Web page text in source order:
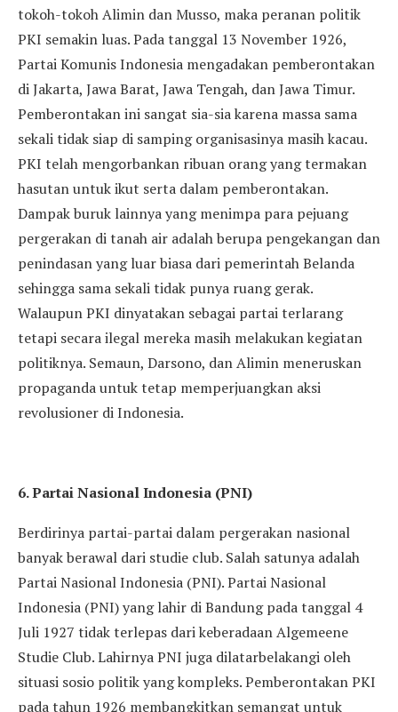
tokoh-tokoh Alimin dan Musso, maka peranan politik
PKI semakin luas. Pada tanggal 13 November 1926,
Partai Komunis Indonesia mengadakan pemberontakan
di Jakarta, Jawa Barat, Jawa Tengah, dan Jawa Timur.
Pemberontakan ini sangat sia-sia karena massa sama
sekali tidak siap di samping organisasinya masih kacau.
PKI telah mengorbankan ribuan orang yang termakan
hasutan untuk ikut serta dalam pemberontakan.
Dampak buruk lainnya yang menimpa para pejuang
pergerakan di tanah air adalah berupa pengekangan dan
penindasan yang luar biasa dari pemerintah Belanda
sehingga sama sekali tidak punya ruang gerak.
Walaupun PKI dinyatakan sebagai partai terlarang
tetapi secara ilegal mereka masih melakukan kegiatan
politiknya. Semaun, Darsono, dan Alimin meneruskan
propaganda untuk tetap memperjuangkan aksi
revolusioner di Indonesia.
6. Partai Nasional Indonesia (PNI)
Berdirinya partai-partai dalam pergerakan nasional
banyak berawal dari studie club. Salah satunya adalah
Partai Nasional Indonesia (PNI). Partai Nasional
Indonesia (PNI) yang lahir di Bandung pada tanggal 4
Juli 1927 tidak terlepas dari keberadaan Algemeene
Studie Club. Lahirnya PNI juga dilatarbelakangi oleh
situasi sosio politik yang kompleks. Pemberontakan PKI
pada tahun 1926 membangkitkan semangat untuk